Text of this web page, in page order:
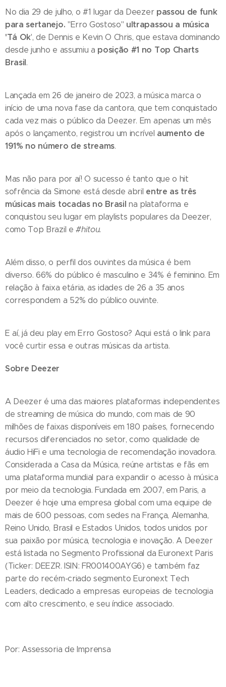
No dia 29 de julho, o #1 lugar da Deezerpassou de funk
para sertanejo. "Erro Gostoso" ultrapassou a música
'Tá Ok', de Dennis e Kevin O Chris, que estava dominando
desde junho e assumiu a posição #1 no Top Charts
Brasil.
Lançada em 26 de janeiro de 2023, a música marca o
início de uma nova fase da cantora, que tem conquistado
cada vez mais o público da Deezer. Em apenas um mês
após o lançamento, registrou um incrível aumento de
191% no número de streams.
Mas não para por aí! O sucesso é tanto que o hit
sofrência da Simone está desde abril entre as três
músicas mais tocadas no Brasil na plataforma e
conquistou seu lugar em playlists populares da Deezer,
como Top Brazil e#hitou.
Além disso, o perfil dos ouvintes da música é bem
diverso. 66% do público é masculino e 34% é feminino. Em
relação à faixa etária, as idades de 26 a 35 anos
correspondem a 52% do público ouvinte.
E aí, já deu play em Erro Gostoso? Aqui está o link para
você curtir essa e outras músicas da artista.
Sobre Deezer
A Deezer é uma das maiores plataformas independentes
de streaming de música do mundo, com mais de 90
milhões de faixas disponíveis em 180 países, fornecendo
recursos diferenciados no setor, como qualidade de
áudio HiFi e uma tecnologia de recomendação inovadora.
Considerada a Casa da Música, reúne artistas e fãs em
uma plataforma mundial para expandir o acesso à música
por meio da tecnologia. Fundada em 2007, em Paris, a
Deezer é hoje uma empresa global com uma equipe de
mais de 600 pessoas, com sedes na França, Alemanha,
Reino Unido, Brasil e Estados Unidos, todos unidos por
sua paixão por música, tecnologia e inovação. A Deezer
está listada no Segmento Profissional da Euronext Paris
(Ticker: DEEZR. ISIN: FR001400AYG6) e também faz
parte do recém-criado segmento Euronext Tech
Leaders, dedicado a empresas europeias de tecnologia
com alto crescimento, e seu índice associado.
Por: Assessoria de Imprensa